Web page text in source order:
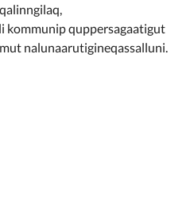
kommunip quppersagaatigut
nalunaarutigineqassalluni.